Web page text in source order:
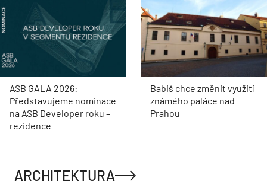
ASB GALA 2026:
Představujeme nominace
na ASB Developer roku –
rezidence
Babiš chce změnit využití
známého paláce nad
Prahou
ARCHITEKTURA